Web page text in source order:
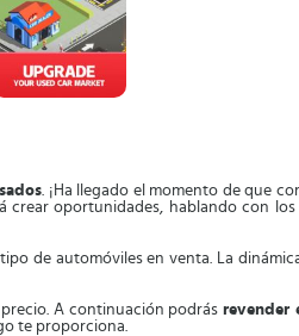
. ¡Ha llegado el momento de que
crear oportunidades, hablando con
de automóviles en venta. La
A continuación podrásrevender
te proporciona.